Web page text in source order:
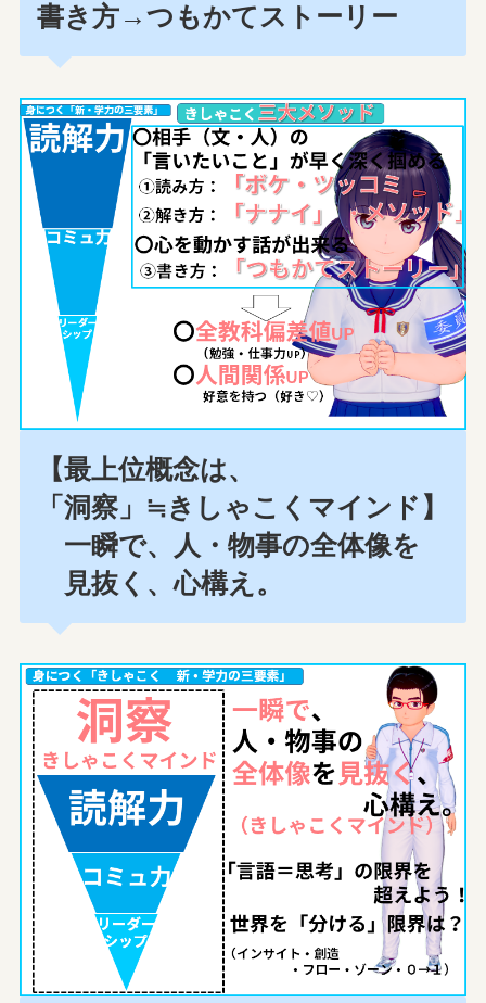
書き方→つもかてストーリー
【最上位概念は、
「洞察」≒きしゃこくマインド】
一瞬で、人・物事の全体像を
見抜く、心構え。